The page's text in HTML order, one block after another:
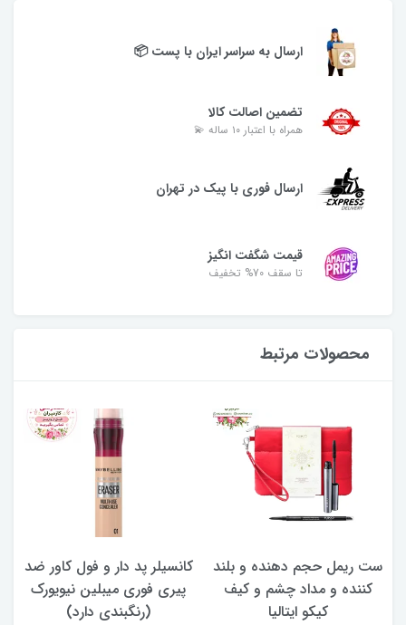
ارسال به سراسر ایران با پست 📦
تضمین اصالت کالا
همراه با اعتبار ۱۰ ساله 💫
ارسال فوری با پیک در تهران
قیمت شگفت انگیز
تا سقف 70% تخفیف
محصولات مرتبط
ریمل حجم دهنده و بلند
کننده و مداد چشم و کیف
کیکو ایتالیا
کانسیلر پد دار و فول کاور ضد
پیری فوری میبلین نیویورک
(رنگبندی دارد)